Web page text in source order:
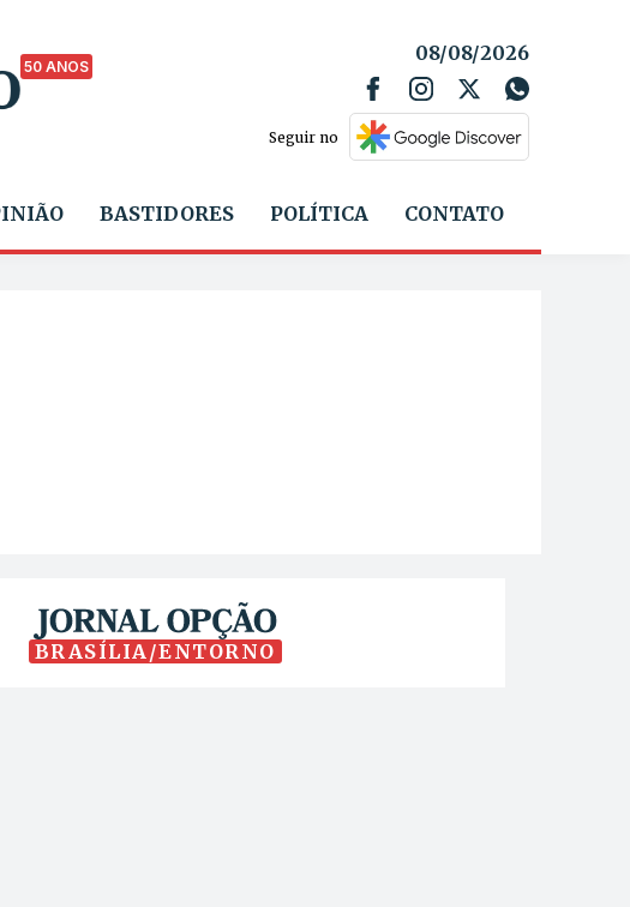
50 ANOS
08/08/2026
Seguir no
BASTIDORES POLÍTICA CONTATO
BRASÍLIA/ENTORNO